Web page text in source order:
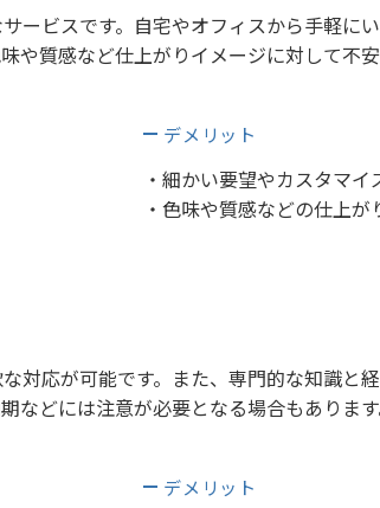
ビスです。自宅やオフィスから手軽に
や質感など仕上がりイメージに対して不
デメリット
・細かい要望やカスタマイ
・色味や質感などの仕上
応が可能です。また、専門的な知識と
などには注意が必要となる場合もありま
デメリット